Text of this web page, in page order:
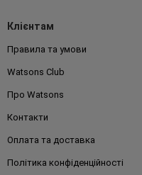
Клієнтам
Правила та умови
Watsons Club
Про Watsons
Контакти
Оплата та доставка
Політика конфіденційності